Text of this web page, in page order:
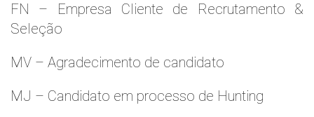
FN – Empresa Cliente de Recrutamento &
Seleção
MV – Agradecimento de candidato
MJ – Candidato em processo de Hunting